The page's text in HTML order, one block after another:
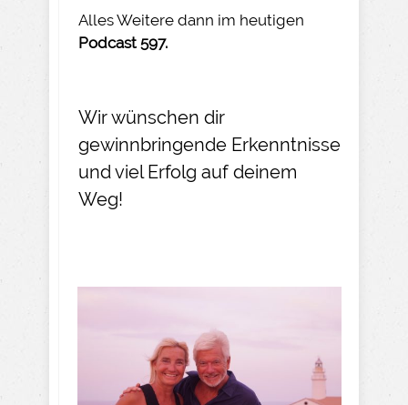
Alles Weitere dann im heutigen
Podcast 597.
Wir wünschen dir
gewinnbringende Erkenntnisse
und viel Erfolg auf deinem
Weg!